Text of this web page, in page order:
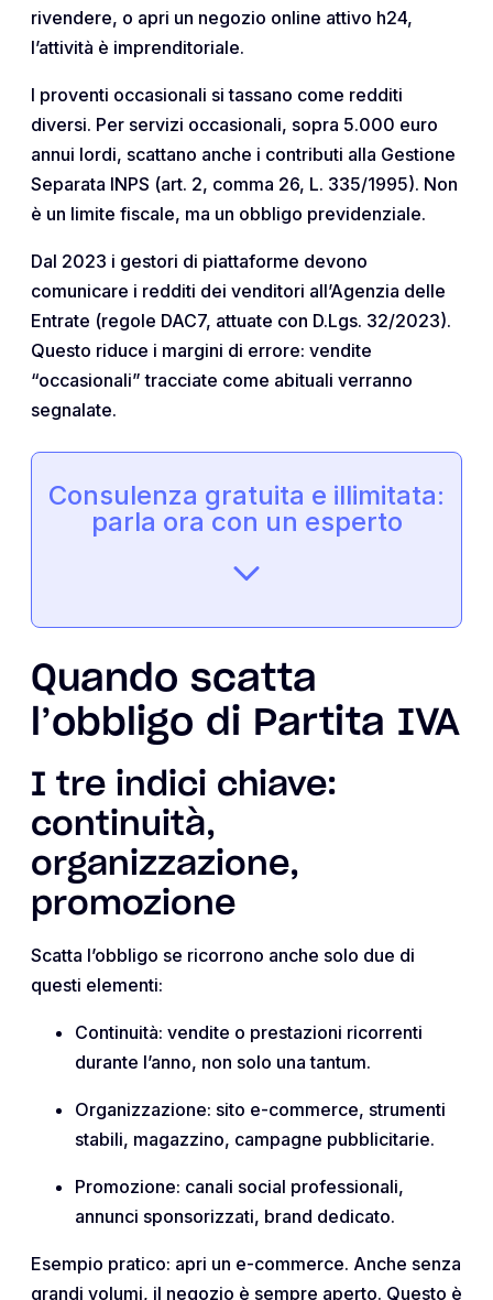
rivendere, o apri un negozio online attivo h24,
l’attività è imprenditoriale.
I proventi occasionali si tassano come redditi
diversi. Per servizi occasionali, sopra 5.000 euro
annui lordi, scattano anche i contributi alla Gestione
Separata INPS (art. 2, comma 26, L. 335/1995). Non
è un limite fiscale, ma un obbligo previdenziale.
Dal 2023 i gestori di piattaforme devono
comunicare i redditi dei venditori all’Agenzia delle
Entrate (regole DAC7, attuate con D.Lgs. 32/2023).
Questo riduce i margini di errore: vendite
“occasionali” tracciate come abituali verranno
segnalate.
Consulenza gratuita e illimitata:
parla ora con un esperto
Quando scatta
l’obbligo di Partita IVA
I tre indici chiave:
continuità,
organizzazione,
promozione
Scatta l’obbligo se ricorrono anche solo due di
questi elementi:
Continuità: vendite o prestazioni ricorrenti
durante l’anno, non solo una tantum.
Organizzazione: sito e-commerce, strumenti
stabili, magazzino, campagne pubblicitarie.
Promozione: canali social professionali,
annunci sponsorizzati, brand dedicato.
Esempio pratico: apri un e-commerce. Anche senza
grandi volumi, il negozio è sempre aperto. Questo è